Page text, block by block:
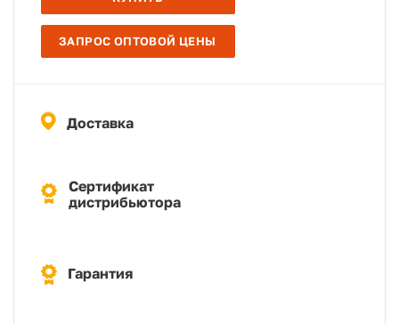
ЗАПРОС ОПТОВОЙ ЦЕНЫ
Доставка
Сертификат
дистрибьютора
Гарантия